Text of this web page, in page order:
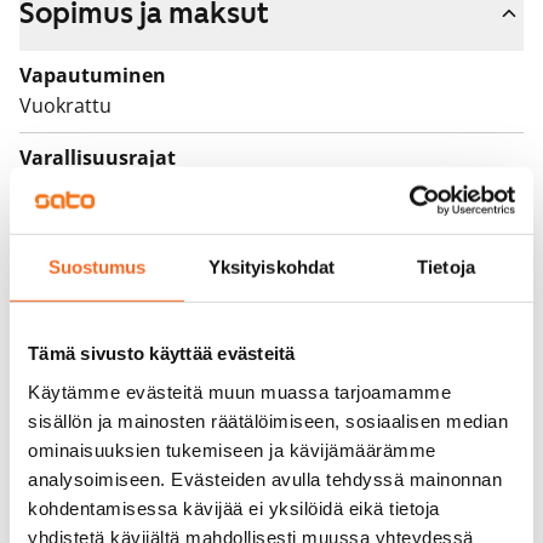
Suostumus Yksityiskohdat Tietoja
Tämä sivusto käyttää evästeitä
Käytämme evästeitä muun muassa tarjoamamme
sisällön ja mainosten räätälöimiseen, sosiaalisen median
ominaisuuksien tukemiseen ja kävijämäärämme
analysoimiseen. Evästeiden avulla tehdyssä mainonnan
kohdentamisessa kävijää ei yksilöidä eikä tietoja
yhdistetä kävijältä mahdollisesti muussa yhteydessä
Sopimus ja maksut
Vapautuminen
Vuokrattu
Varallisuusrajat
Vuokra
Pakollinen, ei sisälly vuokraan
Vesimaksu
27 €/hlö/kk
Sähkömaksu